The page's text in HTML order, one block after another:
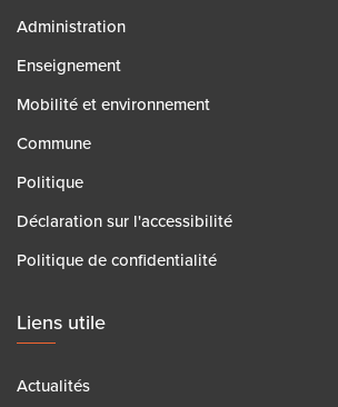
Administration
Enseignement
Mobilité et environnement
Commune
Politique
Déclaration sur l'accessibilité
Politique de confidentialité
Liens utile
Actualités